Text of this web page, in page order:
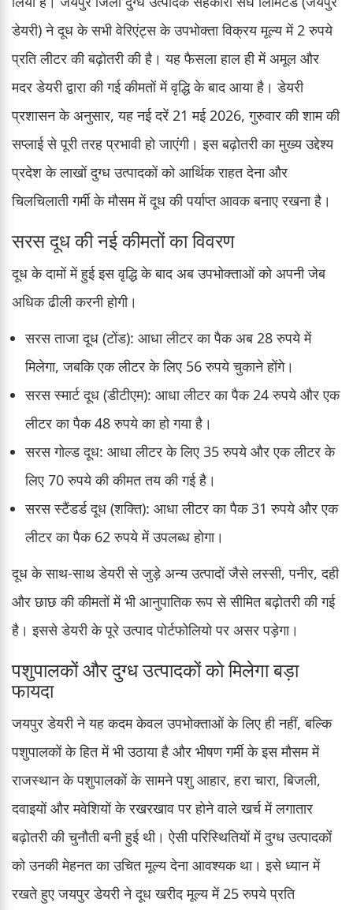
डेयरी) ने दूध के सभी वेरिएंट्स के उपभोक्ता विक्रय मूल्य में 2 रुपये
प्रति लीटर की बढ़ोतरी की है। यह फैसला हाल ही में अमूल और
मदर डेयरी द्वारा की गई कीमतों में वृद्धि के बाद आया है। डेयरी
प्रशासन के अनुसार, यह नई दरें 21 मई 2026, गुरुवार की शाम की
सप्लाई से पूरी तरह प्रभावी हो जाएंगी। इस बढ़ोतरी का मुख्य उद्देश्य
प्रदेश के लाखों दुग्ध उत्पादकों को आर्थिक राहत देना और
चिलचिलाती गर्मी के मौसम में दूध की पर्याप्त आवक बनाए रखना है।
सरस दूध की नई कीमतों का विवरण
दूध के दामों में हुई इस वृद्धि के बाद अब उपभोक्ताओं को अपनी जेब
अधिक ढीली करनी होगी।
सरस ताजा दूध (टोंड): आधा लीटर का पैक अब 28 रुपये में
मिलेगा, जबकि एक लीटर के लिए 56 रुपये चुकाने होंगे।
सरस स्मार्ट दूध (डीटीएम): आधा लीटर का पैक 24 रुपये और एक
लीटर का पैक 48 रुपये का हो गया है।
सरस गोल्ड दूध: आधा लीटर के लिए 35 रुपये और एक लीटर के
लिए 70 रुपये की कीमत तय की गई है।
सरस स्टैंडर्ड दूध (शक्ति): आधा लीटर का पैक 31 रुपये और एक
लीटर का पैक 62 रुपये में उपलब्ध होगा।
दूध के साथ-साथ डेयरी से जुड़े अन्य उत्पादों जैसे लस्सी, पनीर, दही
और छाछ की कीमतों में भी आनुपातिक रूप से सीमित बढ़ोतरी की गई
है। इससे डेयरी के पूरे उत्पाद पोर्टफोलियो पर असर पड़ेगा।
पशुपालकों और दुग्ध उत्पादकों को मिलेगा बड़ा
फायदा
जयपुर डेयरी ने यह कदम केवल उपभोक्ताओं के लिए ही नहीं, बल्कि
पशुपालकों के हित में भी उठाया है और भीषण गर्मी के इस मौसम में
राजस्थान के पशुपालकों के सामने पशु आहार, हरा चारा, बिजली,
दवाइयों और मवेशियों के रखरखाव पर होने वाले खर्च में लगातार
बढ़ोतरी की चुनौती बनी हुई थी। ऐसी परिस्थितियों में दुग्ध उत्पादकों
को उनकी मेहनत का उचित मूल्य देना आवश्यक था। इसे ध्यान में
रखते हुए जयपुर डेयरी ने दूध खरीद मूल्य में 25 रुपये प्रति